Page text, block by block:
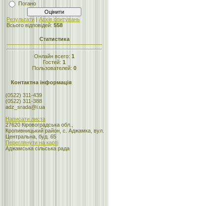
Погано
Результати | Архів опитувань
Всього відповідей: 558
Статистика
Онлайн всего: 1
Гостей: 1
Пользователей: 0
Контактна інформація
(0522) 311-439
(0522) 311-388
adz_srada@i.ua
Написати листа
27620 Кіровоградська обл.,
Кропивницький район, с. Аджамка, вул.
Центральна, буд. 65
Переглянути на карті
Аджамська сільська рада